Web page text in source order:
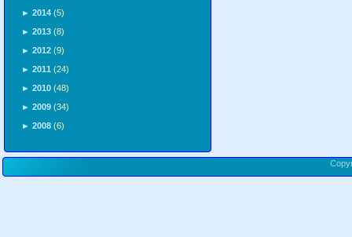
► 2014 (5)
► 2013 (8)
► 2012 (9)
► 2011 (24)
► 2010 (48)
► 2009 (34)
► 2008 (6)